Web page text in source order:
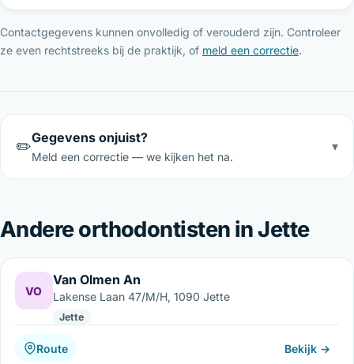
Contactgegevens kunnen onvolledig of verouderd zijn. Controleer
ze even rechtstreeks bij de praktijk, of meld een correctie.
✏️Gegevens onjuist?
Meld een correctie — we kijken het na.
▾
Andere orthodontisten in Jette
VO
Van Olmen An
Lakense Laan 47/M/H, 1090 Jette
Jette
Route Bekijk →